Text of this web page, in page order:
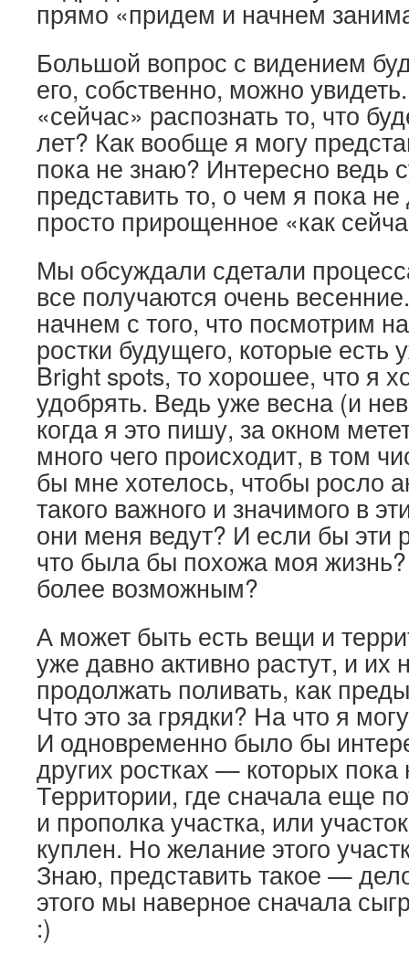
прямо «придем и начнем
Большой вопрос с видением
его, собственно, можно
«сейчас» распознать то, что
лет? Как вообще я могу
пока не знаю? Интересно ведь
представить то, о чем я пока
просто прирощенное «как
Мы обсуждали сдетали
все получаются очень
начнем с того, что посмотрим
ростки будущего, которые
Bright spots, то хорошее, что я
удобрять. Ведь уже весна (и
когда я это пишу, за окном
много чего происходит, в том
бы мне хотелось, чтобы росло
такого важного и значимого в
они меня ведут? И если бы эти
что была бы похожа моя
более возможным?
А может быть есть вещи и
уже давно активно растут, и их
продолжать поливать, как
Что это за грядки? На что я
И одновременно было бы
других ростках — которых
Территории, где сначала еще
и прополка участка, или
куплен. Но желание этого
Знаю, представить такое —
этого мы наверное сначала
:)